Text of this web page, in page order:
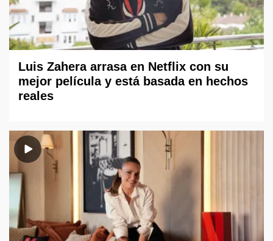
Luis Zahera arrasa en Netflix con su
mejor película y está basada en hechos
reales